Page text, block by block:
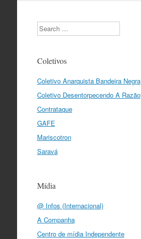
Search
Coletivos
Coletivo Anarquista Bandeira Negra
Coletivo Desentorpecendo A Razão
Contrataque
GAFE
Mariscotron
Saravá
Mídia
@ Infos (Internacional)
A Companha
Centro de mídia Independente